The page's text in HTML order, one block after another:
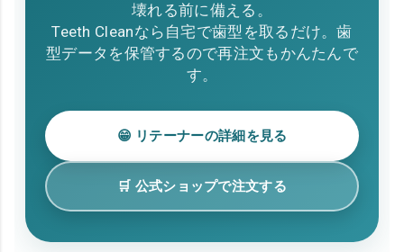
壊れる前に備える。
Teeth Cleanなら自宅で歯型を取るだけ。歯
型データを保管するので再注文もかんたんで
す。
😁 リテーナーの詳細を見る
🛒 公式ショップで注文する